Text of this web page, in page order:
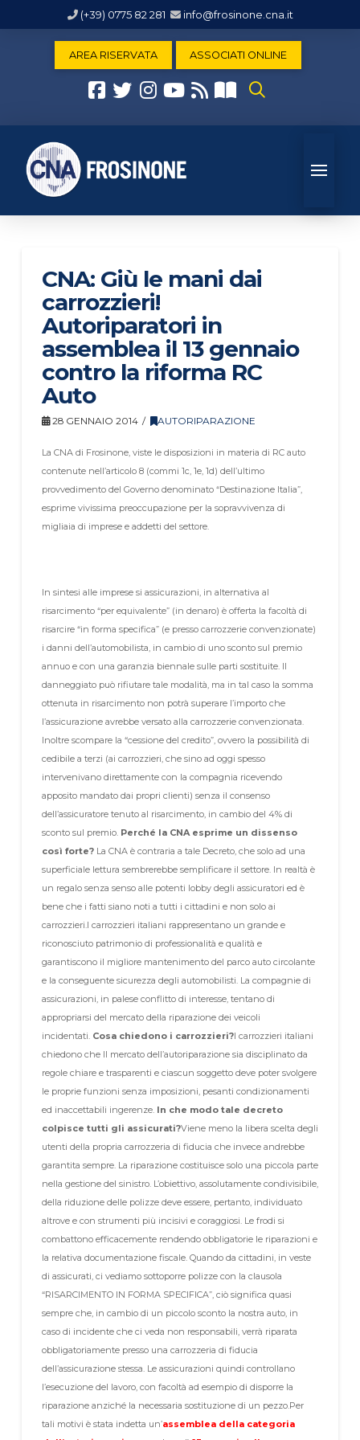
(+39) 0775 82 281 info@frosinone.cna.it
AREA RISERVATA ASSOCIATI ONLINE
CNA: Giù le mani dai
carrozzieri!
Autoriparatori in
assemblea il 13 gennaio
contro la riforma RC
Auto
28 GENNAIO 2014 AUTORIPARAZIONE
La CNA di Frosinone, viste le disposizioni in materia di RC auto
contenute nell’articolo 8 (commi 1c, 1e, 1d) dell’ultimo
provvedimento del Governo denominato “Destinazione Italia”,
esprime vivissima preoccupazione per la sopravvivenza di
migliaia di imprese e addetti del settore.
In sintesi alle imprese si assicurazioni, in alternativa al
risarcimento “per equivalente” (in denaro) è offerta la facoltà di
risarcire “in forma specifica” (e presso carrozzerie convenzionate)
i danni dell’automobilista, in cambio di uno sconto sul premio
annuo e con una garanzia biennale sulle parti sostituite. Il
danneggiato può rifiutare tale modalità, ma in tal caso la somma
ottenuta in risarcimento non potrà superare l’importo che
l’assicurazione avrebbe versato alla carrozzerie convenzionata.
Inoltre scompare la “cessione del credito”, ovvero la possibilità di
cedibile a terzi (ai carrozzieri, che sino ad oggi spesso
intervenivano direttamente con la compagnia ricevendo
apposito mandato dai propri clienti) senza il consenso
dell’assicuratore tenuto al risarcimento, in cambio del 4% di
sconto sul premio. Perché la CNA esprime un dissenso
così forte? La CNA è contraria a tale Decreto, che solo ad una
superficiale lettura sembrerebbe semplificare il settore. In realtà è
un regalo senza senso alle potenti lobby degli assicuratori ed è
bene che i fatti siano noti a tutti i cittadini e non solo ai
carrozzieri.I carrozzieri italiani rappresentano un grande e
riconosciuto patrimonio di professionalità e qualità e
garantiscono il migliore mantenimento del parco auto circolante
e la conseguente sicurezza degli automobilisti. La compagnie di
assicurazioni, in palese conflitto di interesse, tentano di
appropriarsi del mercato della riparazione dei veicoli
incidentati. Cosa chiedono i carrozzieri?I carrozzieri italiani
chiedono che Il mercato dell’autoriparazione sia disciplinato da
regole chiare e trasparenti e ciascun soggetto deve poter svolgere
le proprie funzioni senza imposizioni, pesanti condizionamenti
ed inaccettabili ingerenze. In che modo tale decreto
colpisce tutti gli assicurati?Viene meno la libera scelta degli
utenti della propria carrozzeria di fiducia che invece andrebbe
garantita sempre. La riparazione costituisce solo una piccola parte
nella gestione del sinistro. L’obiettivo, assolutamente condivisibile,
della riduzione delle polizze deve essere, pertanto, individuato
altrove e con strumenti più incisivi e coraggiosi. Le frodi si
combattono efficacemente rendendo obbligatorie le riparazioni e
la relativa documentazione fiscale. Quando da cittadini, in veste
di assicurati, ci vediamo sottoporre polizze con la clausola
“RISARCIMENTO IN FORMA SPECIFICA”, ciò significa quasi
sempre che, in cambio di un piccolo sconto la nostra auto, in
caso di incidente che ci veda non responsabili, verrà riparata
obbligatoriamente presso una carrozzeria di fiducia
dell’assicurazione stessa. Le assicurazioni quindi controllano
l’esecuzione del lavoro, con facoltà ad esempio di disporre la
riparazione anziché la necessaria sostituzione di un pezzo.Per
tali motivi è stata indetta un’assemblea della categoria